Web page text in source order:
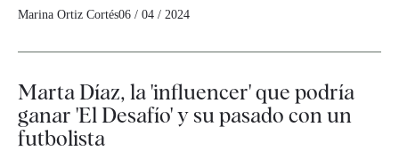
Marina Ortiz Cortés06 / 04 / 2024
Marta Díaz, la 'influencer' que podría
ganar 'El Desafío' y su pasado con un
futbolista